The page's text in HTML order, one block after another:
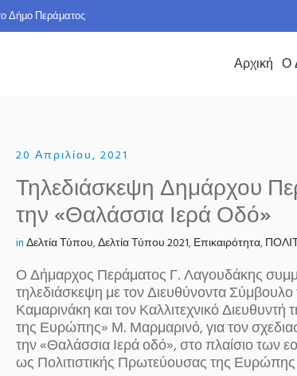
στο Δήμο
Αρχική Ο
20 Απριλίου, 2021
Τηλεδιάσκεψη Δημάρχου
την «Θαλάσσια Ιερά Οδό»
inΔελτία Τύπου,Δελτία Τύπου 2021,Επικαιρότητα,
Ο Δήμαρχος Περάματος Γ. Λαγουδάκης
τηλεδιάσκεψη με τον Διευθύνοντα
Καμαρινάκη και τον Καλλιτεχνικό
της Ευρώπης» Μ. Μαρμαρινό, για τον
την «Θαλάσσια Ιερά οδό», στο πλαίσιο των
ως Πολιτιστικής Πρωτεύουσας της Ευρώπης